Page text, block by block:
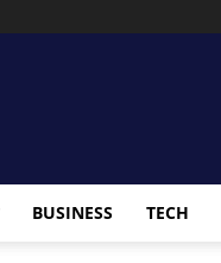
BUSINESS TECH